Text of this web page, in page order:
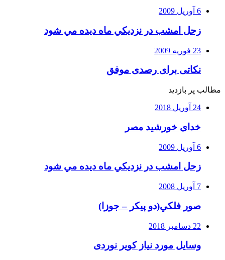
6 آوریل 2009
زحل امشب در نزديكي ماه ديده مي شود
23 فوریه 2009
نکاتی برای رصدی موفق
مطالب پر بازدید
24 آوریل 2018
خدای خورشید مصر
6 آوریل 2009
زحل امشب در نزديكي ماه ديده مي شود
7 آوریل 2008
صور فلكي(دو پیکر – جوزا)
22 دسامبر 2018
وسایل مورد نیاز کویر نوردی